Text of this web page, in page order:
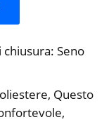
chiusura: Seno
Questo